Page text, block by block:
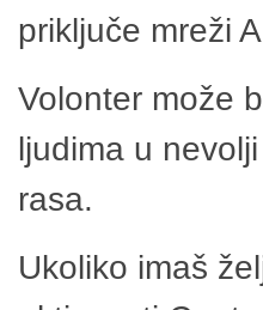
priključe mreži
Volonter može
ljudima u
rasa.
Ukoliko imaš